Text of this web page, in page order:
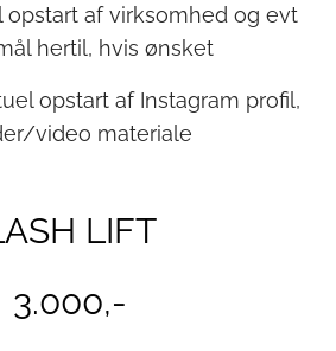
opstart af virksomhed og evt
hertil, hvis ønsket
opstart af Instagram profil,
video materiale
LIFT
3.000,-